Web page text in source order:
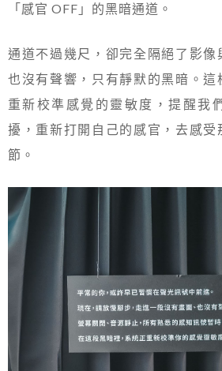
「感官 OFF」的黑暗通道。
通道不過幾尺，卻完全隔絕了影像
也沒有聲響，只有靜默的黑暗。這
重新校準感覺的靈敏度，提醒我
擾，重新打開自己的感官，去感受
節。